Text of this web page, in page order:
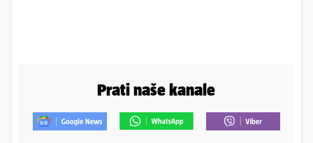
Prati naše kanale